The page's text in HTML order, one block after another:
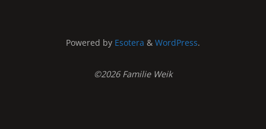
Powered by Esotera & WordPress.
©2026 Familie Weik